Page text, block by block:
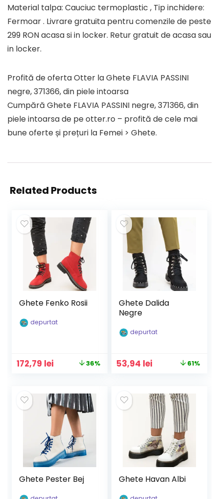
Material talpa: Cauciuc termoplastic , Tip inchidere:
Fermoar . Livrare gratuita pentru comenzile de peste
299 RON acasa si in locker. Retur gratuit de acasa sau
in locker.
Profită de oferta Otter la Ghete FLAVIA PASSINI
negre, 371366, din piele intoarsa
Cumpără Ghete FLAVIA PASSINI negre, 371366, din
piele intoarsa de pe otter.ro – profită de cele mai
bune oferte și prețuri la Femei > Ghete.
Related Products
Ghete Fenko Rosii
depurtat
Prețul
fost:
269,99 lei.
172,79 lei Prețul
172,79 lei.
36%
Ghete Dalida
Negre
depurtat
Prețul
fost:
139,90 lei.
53,94 lei
53,94 lei.
61%
Ghete Pester Bej Ghete Havan Albi